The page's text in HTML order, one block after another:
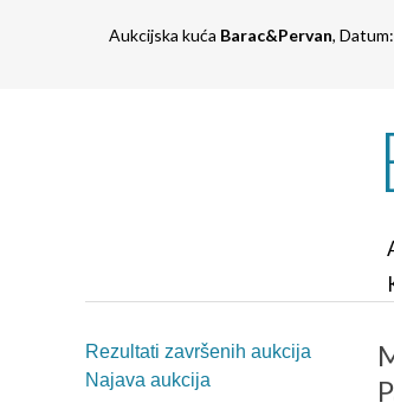
Aukcijska kuća Barac&Pervan, Datum:
Rezultati završenih aukcija
Najava aukcija